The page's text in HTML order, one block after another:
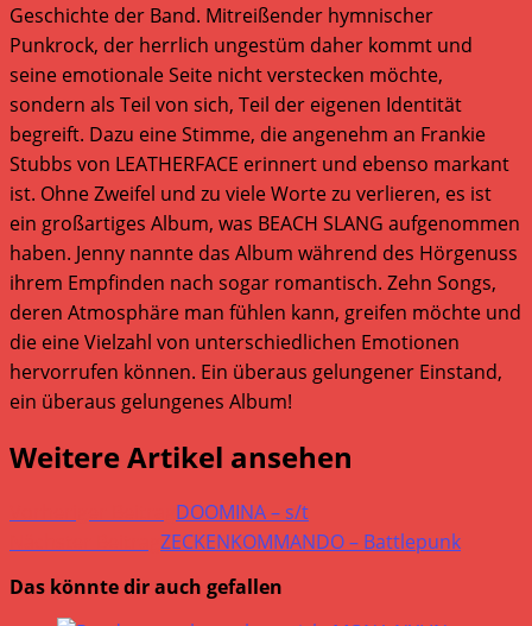
Geschichte der Band. Mitreißender hymnischer
Punkrock, der herrlich ungestüm daher kommt und
seine emotionale Seite nicht verstecken möchte,
sondern als Teil von sich, Teil der eigenen Identität
begreift. Dazu eine Stimme, die angenehm an Frankie
Stubbs von LEATHERFACE erinnert und ebenso markant
ist. Ohne Zweifel und zu viele Worte zu verlieren, es ist
ein großartiges Album, was BEACH SLANG aufgenommen
haben. Jenny nannte das Album während des Hörgenuss
ihrem Empfinden nach sogar romantisch. Zehn Songs,
deren Atmosphäre man fühlen kann, greifen möchte und
die eine Vielzahl von unterschiedlichen Emotionen
hervorrufen können. Ein überaus gelungener Einstand,
ein überaus gelungenes Album!
Weitere Artikel ansehen
DOOMINA – s/t
ZECKENKOMMANDO – Battlepunk
Das könnte dir auch gefallen